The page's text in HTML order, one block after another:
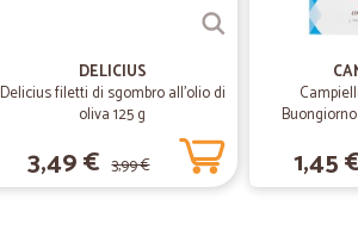
Ho ordinato via internet su Cicalia una…
Ho ordinato via internet su Cicalia una serie di
solo due giorni. Niente da dire: velocità ed
DELICIUS
Delicius filetti di sgombro all'olio di
oliva 125 g
3,49 € 3,99 € 1,45